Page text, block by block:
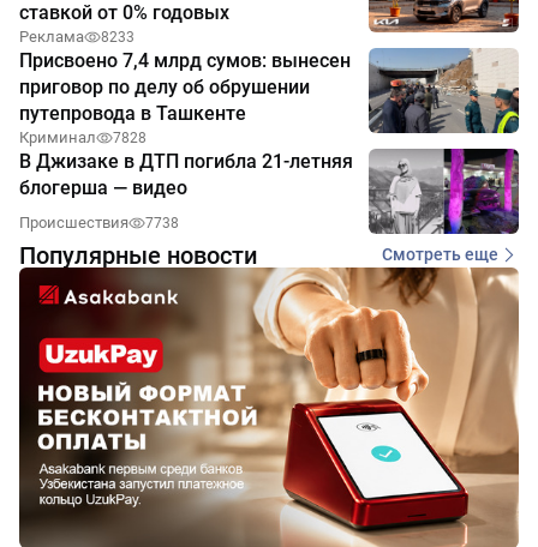
ставкой от 0% годовых
Реклама 8233
Присвоено 7,4 млрд сумов: вынесен
приговор по делу об обрушении
путепровода в Ташкенте
Криминал 7828
В Джизаке в ДТП погибла 21-летняя
блогерша — видео
Происшествия 7738
Популярные новости Смотреть еще